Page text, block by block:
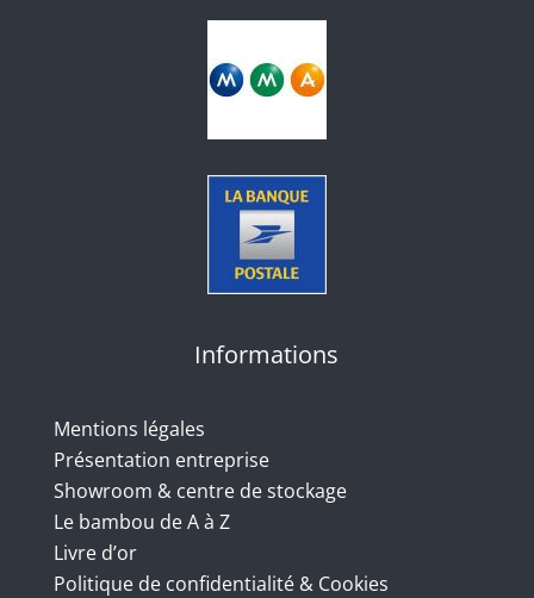
Informations
Mentions légales
Présentation entreprise
Showroom & centre de stockage
Le bambou de A à Z
Livre d’or
Politique de confidentialité & Cookies